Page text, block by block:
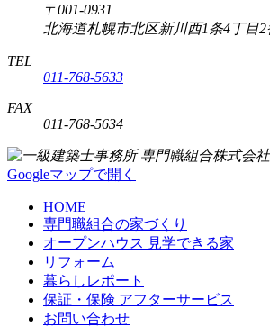
〒001-0931
北海道札幌市北区新川西1条4丁目2
TEL
011-768-5633
FAX
011-768-5634
Googleマップで開く
HOME
専門職組合の家づくり
オープンハウス 見学できる家
リフォーム
暮らしレポート
保証・保険 アフターサービス
お問い合わせ